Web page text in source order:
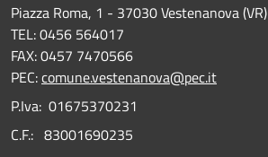
Piazza Roma, 1 - 37030 Vestenanova (VR)
TEL: 0456 564017
FAX: 0457 7470566
PEC:comune.vestenanova@pec.it
P.Iva: 01675370231
C.F.: 83001690235